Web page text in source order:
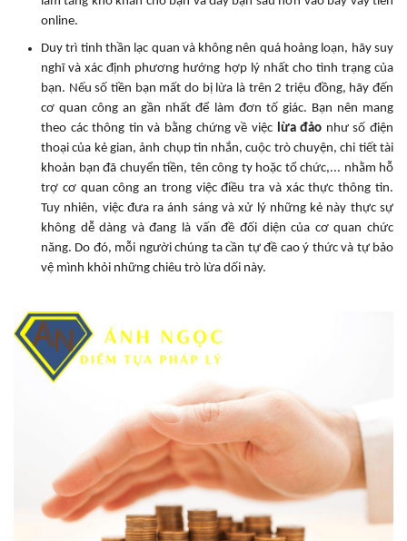
online.
Duy trì tinh thần lạc quan và không nên quá hoảng loạn, hãy suy
nghĩ và xác định phương hướng hợp lý nhất cho tình trạng của
bạn. Nếu số tiền bạn mất do bị lừa là trên 2 triệu đồng, hãy đến
cơ quan công an gần nhất để làm đơn tố giác. Bạn nên mang
theo các thông tin và bằng chứng về việc lừa đảo như số điện
thoại của kẻ gian, ảnh chụp tin nhắn, cuộc trò chuyện, chi tiết tài
khoản bạn đã chuyển tiền, tên công ty hoặc tổ chức,... nhằm hỗ
trợ cơ quan công an trong việc điều tra và xác thực thông tin.
Tuy nhiên, việc đưa ra ánh sáng và xử lý những kẻ này thực sự
không dễ dàng và đang là vấn đề đối diện của cơ quan chức
năng. Do đó, mỗi người chúng ta cần tự đề cao ý thức và tự bảo
vệ mình khỏi những chiêu trò lừa dối này.